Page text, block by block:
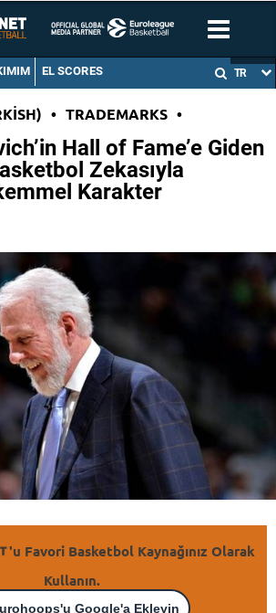
EL SCORES TR
• TRADEMARKS •
Hall of Fame’e Giden
Zekasıyla
Karakter
'u Favori Basketbol Kaynağınız Olarak
Kullanın.
Google'a Ekleyin